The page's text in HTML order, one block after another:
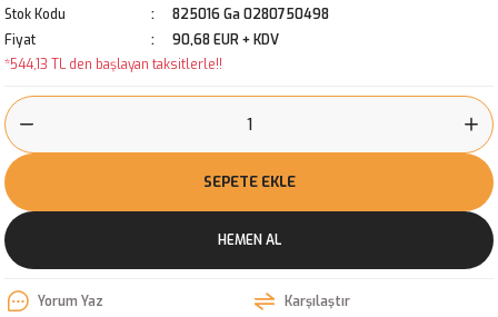
Stok Kodu
825016 Ga 0280750498
Fiyat
90,68 EUR + KDV
*544,13 TL den başlayan taksitlerle!!
SEPETE EKLE
HEMEN AL
Yorum Yaz
Karşılaştır